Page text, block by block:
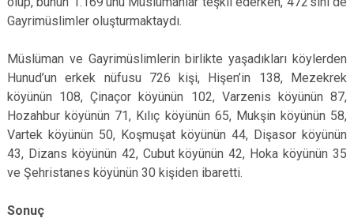
Gayrimüslimler oluşturmaktaydı.
Müslüman ve Gayrimüslimlerin birlikte yaşadıkları köylerden
Hunud’un erkek nüfusu 726 kişi, Hişen’in 138, Mezekrek
köyünün 108, Çinaçor köyünün 102, Varzenis köyünün 87,
Hozahbur köyünün 71, Kılıç köyünün 65, Mukşin köyünün 58,
Vartek köyünün 50, Koşmuşat köyünün 44, Dişasor köyünün
43, Dizans köyünün 42, Cubut köyünün 42, Hoka köyünün 35
ve Şehristanes köyünün 30 kişiden ibaretti.
Sonuç